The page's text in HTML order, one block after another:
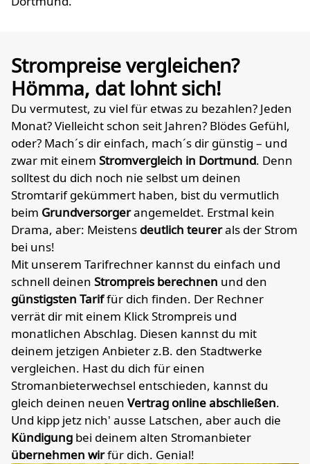
Strompreise vergleichen?
Hömma, dat lohnt sich!
Du vermutest, zu viel für etwas zu bezahlen? Jeden
Monat? Vielleicht schon seit Jahren? Blödes Gefühl,
oder? Mach´s dir einfach, mach´s dir günstig – und
zwar mit einem Stromvergleich in Dortmund. Denn
solltest du dich noch nie selbst um deinen
Stromtarif gekümmert haben, bist du vermutlich
beim Grundversorgerangemeldet. Erstmal kein
Drama, aber: Meistens deutlich teurerals der Strom
bei uns!
Mit unserem Tarifrechner kannst du einfach und
schnell deinen Strompreis berechnen und den
günstigsten Tariffür dich finden. Der Rechner
verrät dir mit einem Klick Strompreis und
monatlichen Abschlag. Diesen kannst du mit
deinem jetzigen Anbieter z.B. den Stadtwerke
vergleichen. Hast du dich für einen
Stromanbieterwechsel entschieden, kannst du
gleich deinen neuen Vertrag online abschließen.
Und kipp jetz nich' ausse Latschen, aber auch die
Kündigung bei deinem alten Stromanbieter
übernehmen wirfür dich. Genial!